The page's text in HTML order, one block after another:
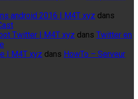
android 2016 | M4T xyz dans
Twitter | M4T xyz dans Twitter en
| M4T xyz dans HowTo – Serveur